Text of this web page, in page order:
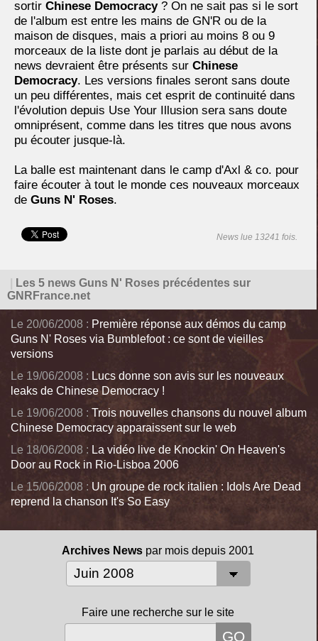
sortir Chinese Democracy ? On ne sait pas si le sort
de l'album est entre les mains de GN'R ou de la
maison de disques, mais a priori au moins 8 ou 9
morceaux de la liste dont je parlais au début de la
news devraient être présents sur Chinese
Democracy. Les versions finales seront sans doute
un peu différentes, mais cet esprit de continuité dans
l'évolution depuis Use Your Illusion sera sans doute
omniprésent, comme dans les titres que nous avons
pu écouter jusque-là.
La balle est maintenant dans le camp d'Axl & co. pour
faire écouter à tout le monde ces nouveaux morceaux
de Guns N' Roses.
News lue 13241 fois.
Les 5 news Guns N' Roses précédentes sur
GNRFrance.net
Le 20/06/2008 : Première réponse aux démos du camp
Guns N' Roses via Bumblefoot : ce sont de vieilles
versions
Le 19/06/2008 : Lucs donne son avis sur les nouveaux
leaks de Chinese Democracy !
Le 19/06/2008 : Trois nouvelles chansons du nouvel album
Chinese Democracy apparaissent sur le web
Le 18/06/2008 : La vidéo live de Knockin' On Heaven's
Door au Rock in Rio-Lisboa 2006
Le 15/06/2008 : Un groupe de rock italien : Idols Are Dead
reprend la chanson It's So Easy
Archives News par mois depuis 2001
Faire une recherche sur le site